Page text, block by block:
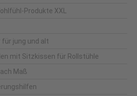
Produkte XXL
für jung und alt
mit Sitzkissen für Rollstühle
Maß